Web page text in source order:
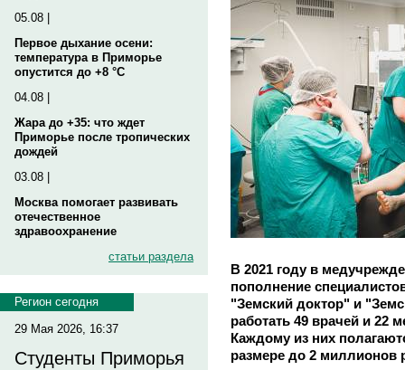
05.08 |
Первое дыхание осени:
температура в Приморье
опустится до +8 °C
04.08 |
Жара до +35: что ждет
Приморье после тропических
дождей
03.08 |
Москва помогает развивать
отечественное
здравоохранение
статьи раздела
Регион сегодня
29 Мая 2026, 16:37
Студенты Приморья
В 2021 году в
пополнение
"Земский доктор" и
работать 49 врачей и 22
Каждому из них
размере до 2 миллионов